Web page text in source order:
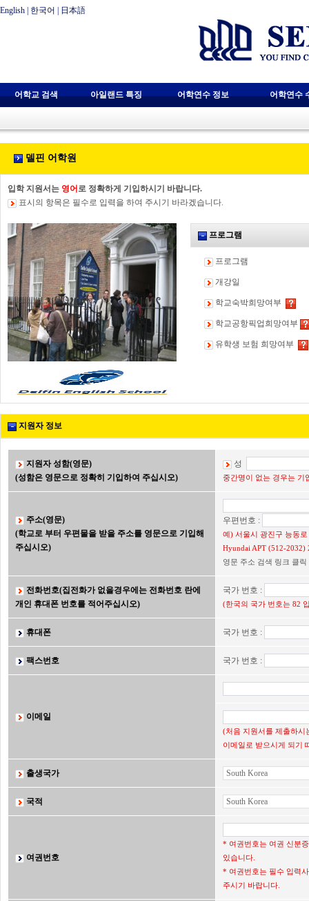
English 한국어 日本語
어학교 검색 아일랜드 특징 어학연수 정보 어학연수
델핀 어학원
입학 지원서는 영어 로 정확하게 기입하시기 바랍니다.
표시의 항목은 필수로 입력을 하여 주시기 바라겠습니다.
프로그램
프로그램
개강일
학교숙박희망여부
학교공항픽업희망여부
유학생 보험 희망여부
지원자 정보
지원자 성함(영문)
(성함은 영문으로 정확히 기입하여 주십시오)
성
중간명이 없는 경우는 기
주소(영문)
(학교로 부터 우편물을 받을 주소를 영문으로 기입해
주십시오)
우편번호 :
예) 서울시 광진구 능동
Hyundai APT (512-2032)
영문 주소 검색 링크 클릭
전화번호(집전화가 없을경우에는 전화번호 란에
개인 휴대폰 번호를 적어주십시오)
국가 번호 :
(한국의 국가 번호는 82
휴대폰 국가 번호 :
팩스번호 국가 번호 :
이메일
(처음 지원서를 제출하시
이메일로 받으시게 되기
출생국가
국적
여권번호
* 여권번호는 여권 신분
있습니다.
* 여권번호는 필수 입력
주시기 바랍니다.